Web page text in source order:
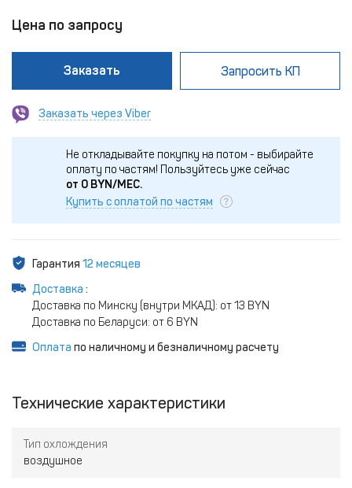
Цена по запросу
Заказать Запросить КП
Заказать через Viber
Не откладывайте покупку на потом - выбирайте
оплату по частям! Пользуйтесь уже сейчас
от 0 BYN/МЕС.
Купить с оплатой по частям
Гарантия 12 месяцев
Доставка :
Доставка по Минску (внутри МКАД): от 13 BYN
Доставка по Беларуси: от 6 BYN
Оплата по наличному и безналичному расчету
Технические характеристики
Тип охлождения
воздушное